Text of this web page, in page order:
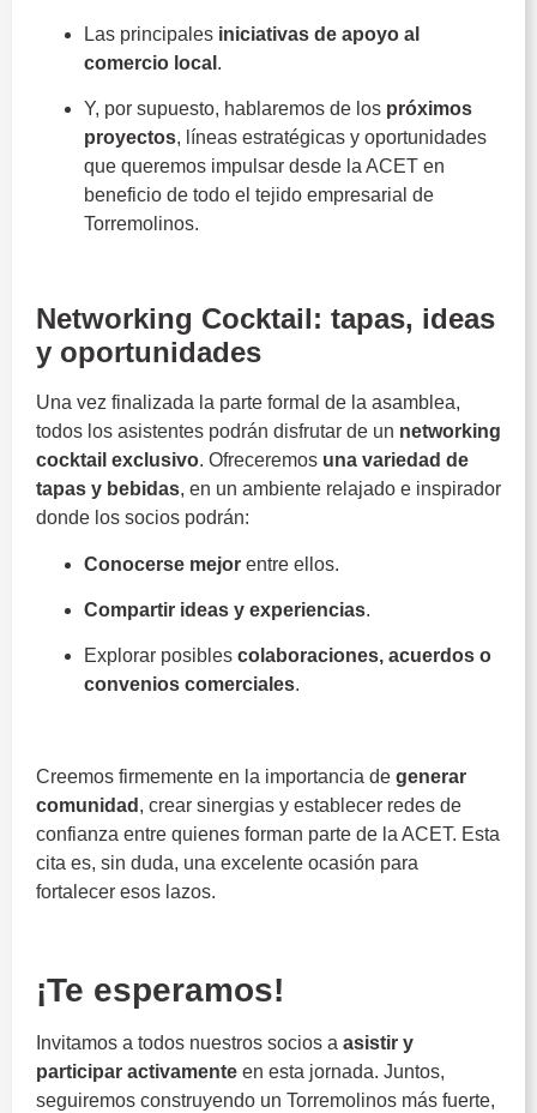
Las principales iniciativas de apoyo al
comercio local .
Y, por supuesto, hablaremos de los próximos
proyectos, líneas estratégicas y oportunidades
que queremos impulsar desde la ACET en
beneficio de todo el tejido empresarial de
Torremolinos.
Networking Cocktail: tapas, ideas
y oportunidades
Una vez finalizada la parte formal de la asamblea,
todos los asistentes podrán disfrutar de un networking
cocktail exclusivo. Ofreceremos una variedad de
tapas y bebidas, en un ambiente relajado e inspirador
donde los socios podrán:
Conocerse mejor entre ellos.
Compartir ideas y experiencias.
Explorar posibles colaboraciones, acuerdos o
convenios comerciales.
Creemos firmemente en la importancia de generar
comunidad , crear sinergias y establecer redes de
confianza entre quienes forman parte de la ACET. Esta
cita es, sin duda, una excelente ocasión para
fortalecer esos lazos.
¡Te esperamos!
Invitamos a todos nuestros socios a asistir y
participar activamente en esta jornada. Juntos,
seguiremos construyendo un Torremolinos más fuerte,